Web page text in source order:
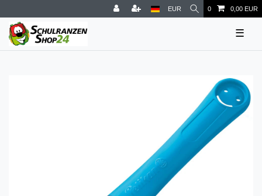
EUR 0 0,00 EUR
☰